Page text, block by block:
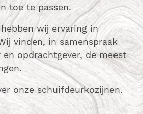
toe te passen.
wij ervaring in
vinden, in samenspraak
opdrachtgever, de meest
onze schuifdeurkozijnen.